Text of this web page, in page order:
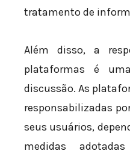
tratamento de
Além disso, a
plataformas é
discussão. As
responsabilizadas
seus usuários,
medidas